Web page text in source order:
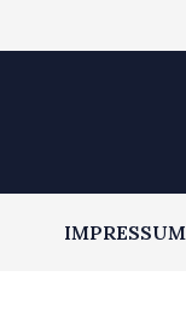
IMPRESSUM